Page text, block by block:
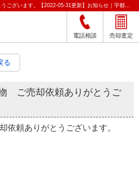
宇都宮市今泉町 土地付建物 ご売却依頼ありがとうございます。【2022-05-31更新】お知らせ｜宇都宮市の不動産をクイック売却査定｜宇都宮不動産
電話相談 売却査定
る
ご売却依頼ありがとうご
依頼ありがとうございます。